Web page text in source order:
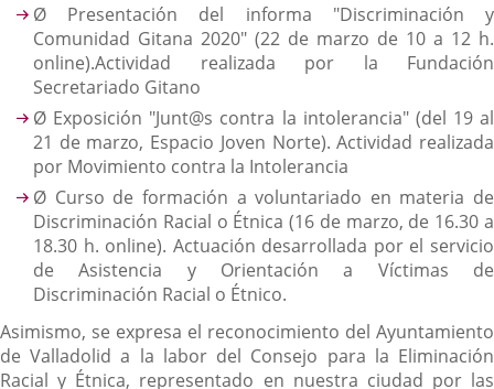
Ø Presentación del informa "Discriminación y
Comunidad Gitana 2020" (22 de marzo de 10 a 12 h.
online).Actividad realizada por la Fundación
Secretariado Gitano
Ø Exposición "Junt@s contra la intolerancia" (del 19 al
21 de marzo, Espacio Joven Norte). Actividad realizada
por Movimiento contra la Intolerancia
Ø Curso de formación a voluntariado en materia de
Discriminación Racial o Étnica (16 de marzo, de 16.30 a
18.30 h. online). Actuación desarrollada por el servicio
de Asistencia y Orientación a Víctimas de
Discriminación Racial o Étnico.
Asimismo, se expresa el reconocimiento del Ayuntamiento
de Valladolid a la labor del Consejo para la Eliminación
Racial y Étnica, representado en nuestra ciudad por las